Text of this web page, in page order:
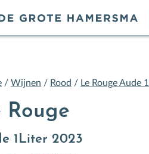
/ Wijnen / Rood / Le Rouge Aude
Rouge
1Liter 2023